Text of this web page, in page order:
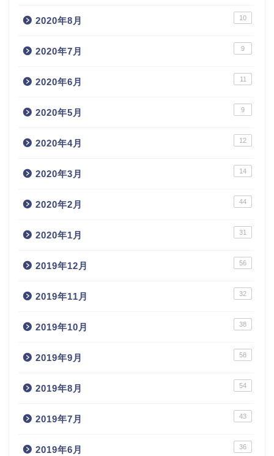
2020年8月 10
2020年7月 9
2020年6月 11
2020年5月 9
2020年4月 12
2020年3月 14
2020年2月 44
2020年1月 31
2019年12月 56
2019年11月 32
2019年10月 38
2019年9月 58
2019年8月 54
2019年7月 43
2019年6月 36